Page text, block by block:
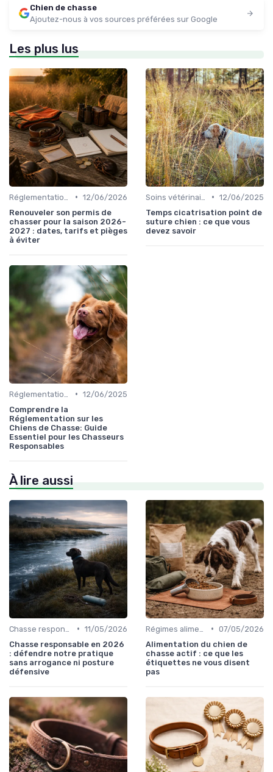
Chien de chasse
Ajoutez-nous à vos sources préférées sur Google
Les plus lus
• 12/06/2026
Renouveler son permis de
chasser pour la saison 2026-
2027 : dates, tarifs et pièges
à éviter
• 12/06/2025
Temps cicatrisation point de
suture chien : ce que vous
devez savoir
• 12/06/2025
Comprendre la
Réglementation sur les
Chiens de Chasse: Guide
Essentiel pour les Chasseurs
Responsables
À lire aussi
• 11/05/2026
Chasse responsable en 2026
: défendre notre pratique
sans arrogance ni posture
défensive
• 07/05/2026
Alimentation du chien de
chasse actif : ce que les
étiquettes ne vous disent
pas